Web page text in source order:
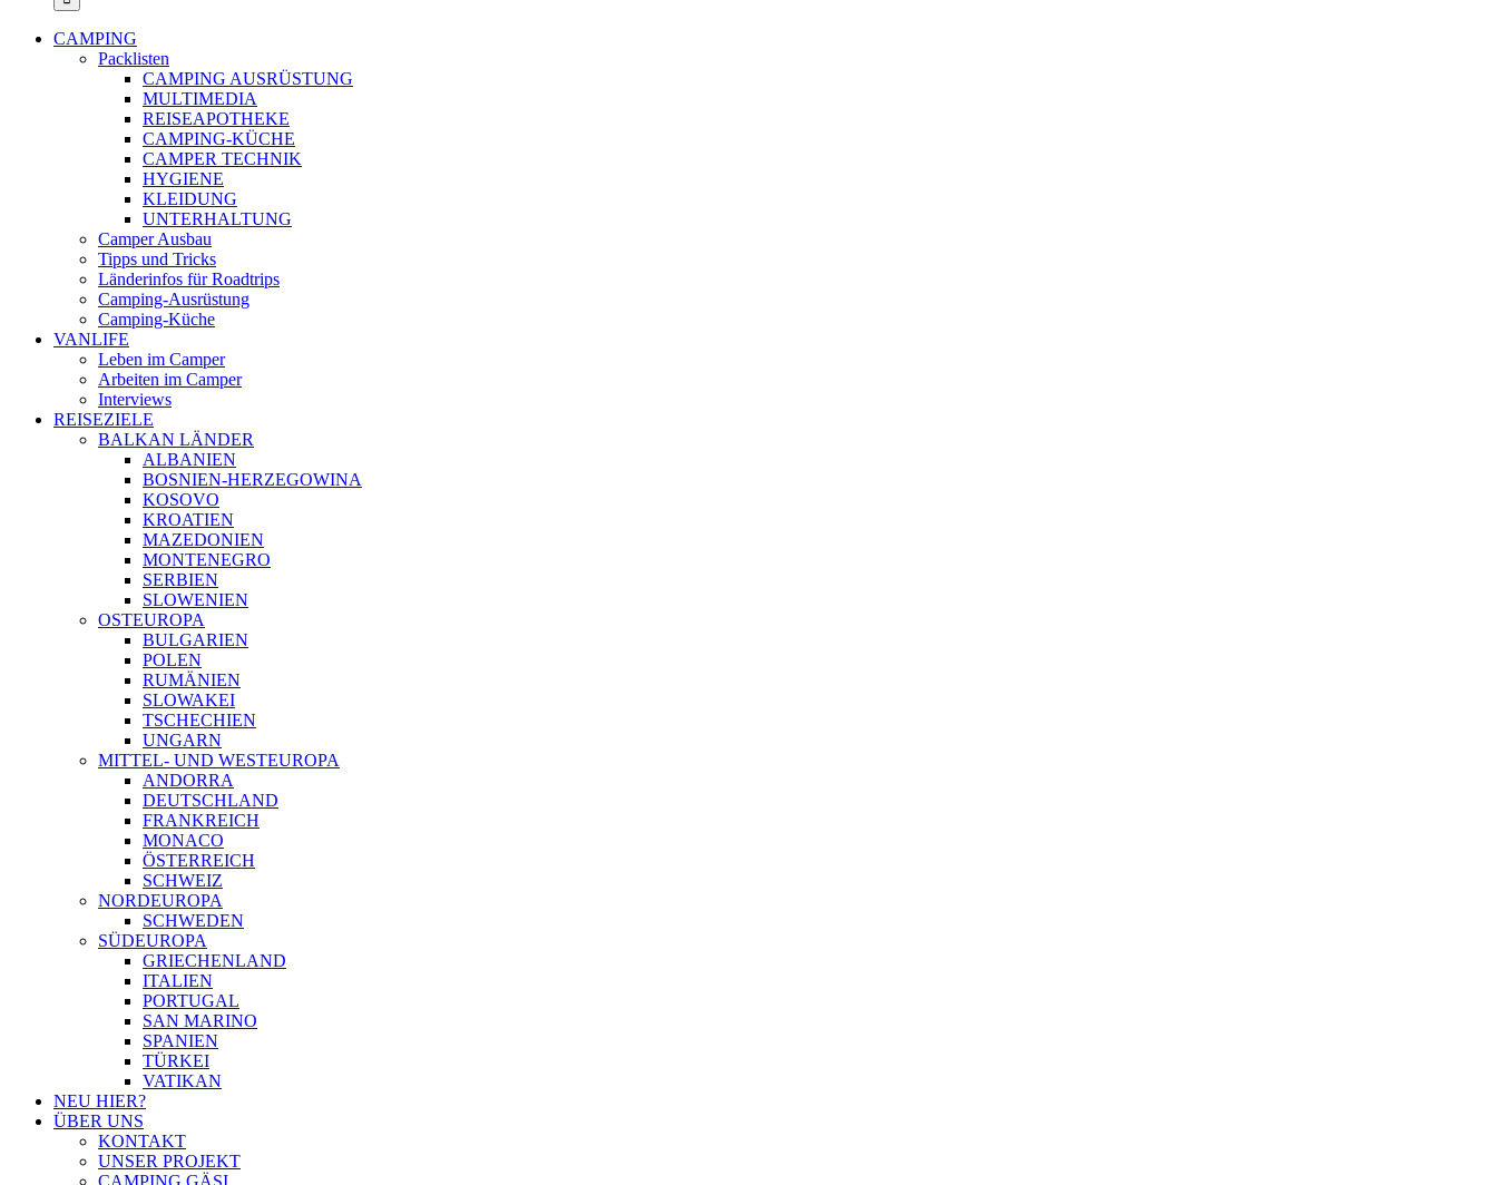
CAMPING
Packlisten
CAMPING AUSRÜSTUNG
MULTIMEDIA
REISEAPOTHEKE
CAMPING-KÜCHE
CAMPER TECHNIK
HYGIENE
KLEIDUNG
UNTERHALTUNG
Camper Ausbau
Tipps und Tricks
Länderinfos für Roadtrips
Camping-Ausrüstung
Camping-Küche
VANLIFE
Leben im Camper
Arbeiten im Camper
Interviews
REISEZIELE
BALKAN LÄNDER
ALBANIEN
BOSNIEN-HERZEGOWINA
KOSOVO
KROATIEN
MAZEDONIEN
MONTENEGRO
SERBIEN
SLOWENIEN
OSTEUROPA
BULGARIEN
POLEN
RUMÄNIEN
SLOWAKEI
TSCHECHIEN
UNGARN
MITTEL- UND WESTEUROPA
ANDORRA
DEUTSCHLAND
FRANKREICH
MONACO
ÖSTERREICH
SCHWEIZ
NORDEUROPA
SCHWEDEN
SÜDEUROPA
GRIECHENLAND
ITALIEN
PORTUGAL
SAN MARINO
SPANIEN
TÜRKEI
VATIKAN
NEU HIER?
ÜBER UNS
KONTAKT
UNSER PROJEKT
CAMPING GÄSI